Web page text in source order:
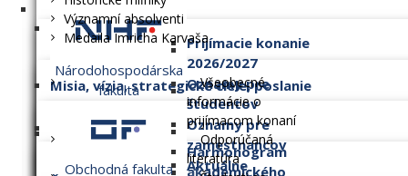
Významní absolventi
Medaila Imricha Karvaša
Misia, vízia, strategické ciele, poslanie
Dlhodobý zámer
Národohospodárska
fakulta
Obchodná fakulta
Prijímacie konanie
2026/2027
Všeobecné
informácie o
prijímacom konaní
Odporúčaná
literatúra
Oznamy pre
študentov
Harmonogram
akademického
Oznamy pre
zamestnancov
Aktuálne